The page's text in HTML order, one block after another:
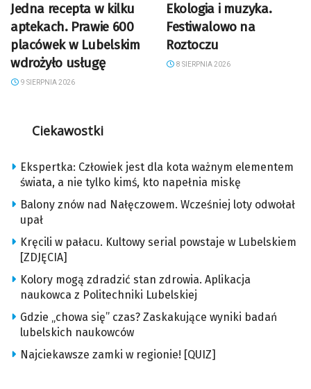
Jedna recepta w kilku
aptekach. Prawie 600
placówek w Lubelskim
wdrożyło usługę
9 SIERPNIA 2026
Ekologia i muzyka.
Festiwalowo na
Roztoczu
8 SIERPNIA 2026
Ciekawostki
Ekspertka: Człowiek jest dla kota ważnym elementem
świata, a nie tylko kimś, kto napełnia miskę
Balony znów nad Nałęczowem. Wcześniej loty odwołał
upał
Kręcili w pałacu. Kultowy serial powstaje w Lubelskiem
[ZDJĘCIA]
Kolory mogą zdradzić stan zdrowia. Aplikacja
naukowca z Politechniki Lubelskiej
Gdzie „chowa się” czas? Zaskakujące wyniki badań
lubelskich naukowców
Najciekawsze zamki w regionie! [QUIZ]